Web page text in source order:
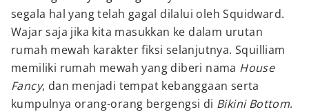
segala hal yang telah gagal dilalui oleh Squidward.
Wajar saja jika kita masukkan ke dalam urutan
rumah mewah karakter fiksi selanjutnya. Squilliam
memiliki rumah mewah yang diberi nama House
Fancy, dan menjadi tempat kebanggaan serta
kumpulnya orang-orang bergengsi di Bikini Bottom.